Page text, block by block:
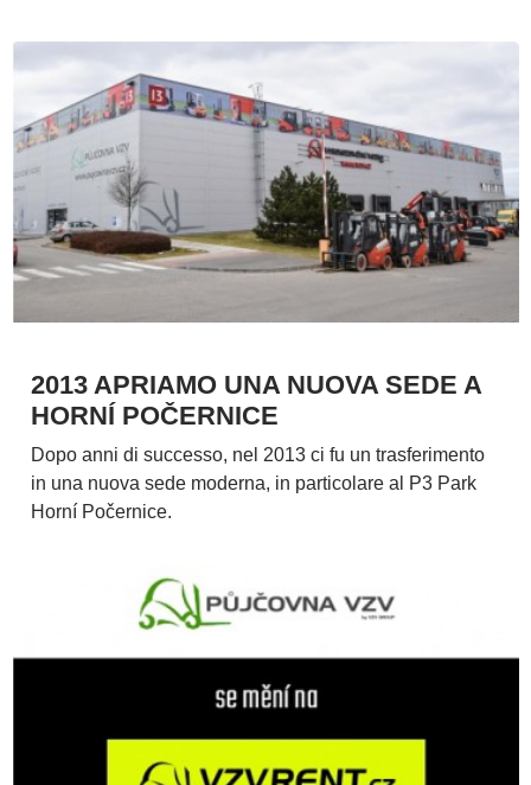
2013 APRIAMO UNA NUOVA SEDE A
HORNÍ POČERNICE
Dopo anni di successo, nel 2013 ci fu un trasferimento
in una nuova sede moderna, in particolare al P3 Park
Horní Počernice.